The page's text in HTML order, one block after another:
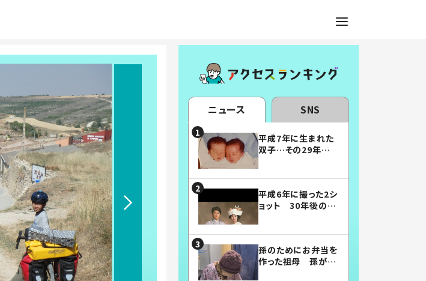
ニュース SNS
平成7年に生まれた
双子…その29年後
平成6年に撮った2シ
ョット 30年後の姿
孫のためにお弁当を
作った祖母 孫が絶